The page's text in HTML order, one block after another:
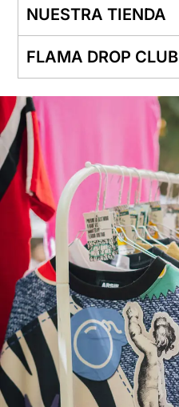
NUESTRA TIENDA
FLAMA DROP CLUB